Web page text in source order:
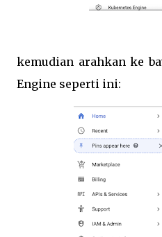
kemudian arahkan ke
Engine seperti ini: